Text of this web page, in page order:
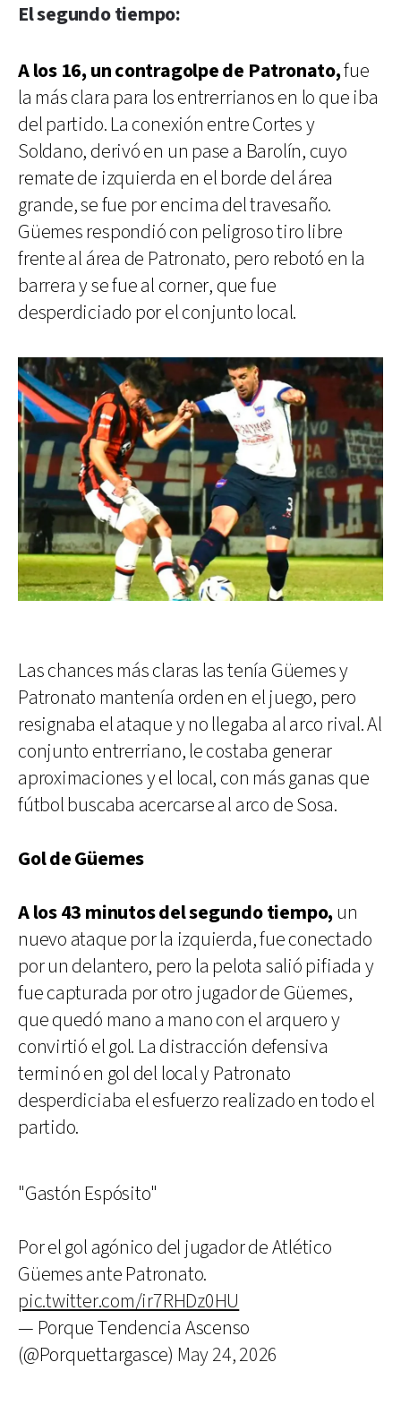
El segundo tiempo:
A los 16, un contragolpe de Patronato,fue
la más clara para los entrerrianos en lo que iba
del partido. La conexión entre Cortes y
Soldano, derivó en un pase a Barolín, cuyo
remate de izquierda en el borde del área
grande, se fue por encima del travesaño.
Güemes respondió con peligroso tiro libre
frente al área de Patronato, pero rebotó en la
barrera y se fue al corner, que fue
desperdiciado por el conjunto local.
Las chances más claras las tenía Güemes y
Patronato mantenía orden en el juego, pero
resignaba el ataque y no llegaba al arco rival. Al
conjunto entrerriano, le costaba generar
aproximaciones y el local, con más ganas que
fútbol buscaba acercarse al arco de Sosa.
Gol de Güemes
A los 43 minutos del segundo tiempo,un
nuevo ataque por la izquierda, fue conectado
por un delantero, pero la pelota salió pifiada y
fue capturada por otro jugador de Güemes,
que quedó mano a mano con el arquero y
convirtió el gol. La distracción defensiva
terminó en gol del local y Patronato
desperdiciaba el esfuerzo realizado en todo el
partido.
"Gastón Espósito"
Por el gol agónico del jugador de Atlético
Güemes ante Patronato.
pic.twitter.com/ir7RHDz0HU
— Porque Tendencia Ascenso
(@Porquettargasce) May 24, 2026